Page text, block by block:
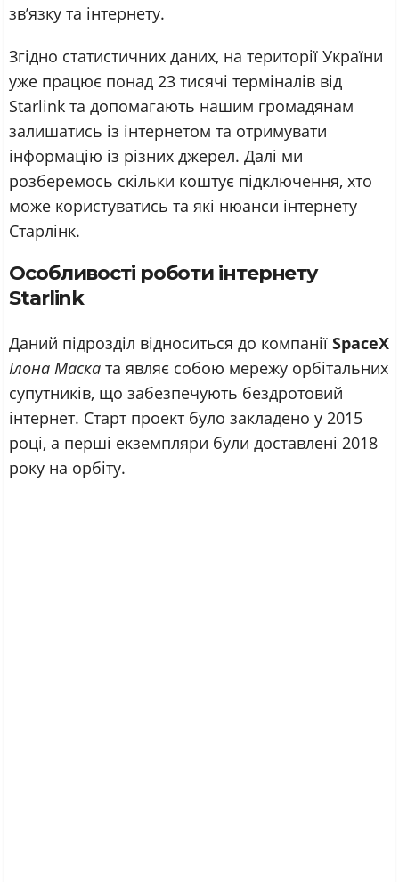
зв’язку та інтернету.
Згідно статистичних даних, на території України
уже працює понад 23 тисячі терміналів від
Starlink та допомагають нашим громадянам
залишатись із інтернетом та отримувати
інформацію із різних джерел. Далі ми
розберемось скільки коштує підключення, хто
може користуватись та які нюанси інтернету
Старлінк.
Особливості роботи інтернету
Starlink
Даний підрозділ відноситься до компанії SpaceX
Ілона Маска та являє собою мережу орбітальних
супутників, що забезпечують бездротовий
інтернет. Старт проект було закладено у 2015
році, а перші екземпляри були доставлені 2018
року на орбіту.